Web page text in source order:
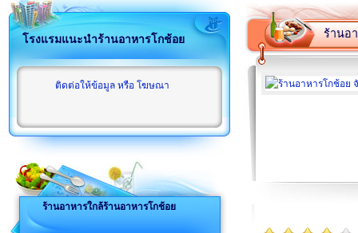
โรงแรมแนะนำร้านอาหารโกช้อย
ติดต่อให้ข้อมูล หรือ โฆษณา
ร้านอาหารใกล้ร้านอาหารโกช้อย
ร้านอ